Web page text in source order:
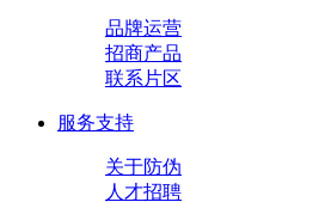
品牌运营
招商产品
联系片区
服务支持
关于防伪
人才招聘